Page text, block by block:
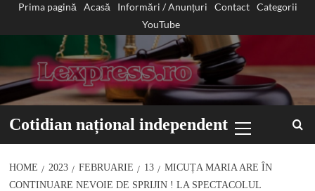
Prima pagină Acasă Informări / Anunțuri Contact
Categorii
YouTube
Cotidian național independent
Menu
HOME 2023 FEBRUARIE 13
MICUȚA MARIA ARE ÎN
CONTINUARE NEVOIE DE SPRIJIN ! LA SPECTACOLUL